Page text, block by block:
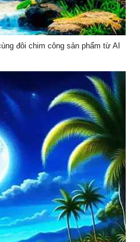
đôi chim công sản phẩm từ AI